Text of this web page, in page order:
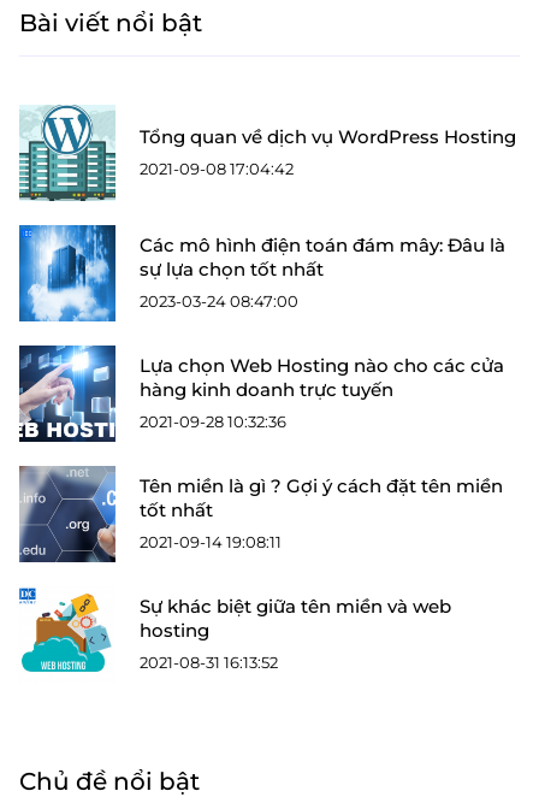
Bài viết nổi bật
Tổng quan về dịch vụ WordPress Hosting
2021-09-08 17:04:42
Các mô hình điện toán đám mây: Đâu là
sự lựa chọn tốt nhất
2023-03-24 08:47:00
Lựa chọn Web Hosting nào cho các cửa
hàng kinh doanh trực tuyến
2021-09-28 10:32:36
Tên miền là gì ? Gợi ý cách đặt tên miền
tốt nhất
2021-09-14 19:08:11
Sự khác biệt giữa tên miền và web
hosting
2021-08-31 16:13:52
Chủ đề nổi bật